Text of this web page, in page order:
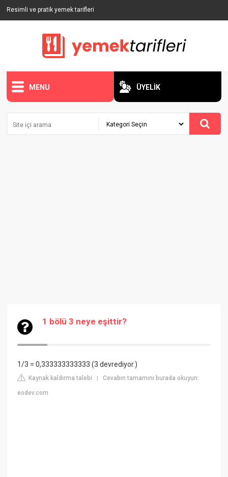
Resimli ve pratik yemek tarifleri
MENU ÜYELİK
1 bölü 3 neye eşittir?
1/3 = 0,333333333333 (3 devrediyor.)
Kaynak kaldırma talebi |Cevabın tamamını burada okuyun:
eodev.com